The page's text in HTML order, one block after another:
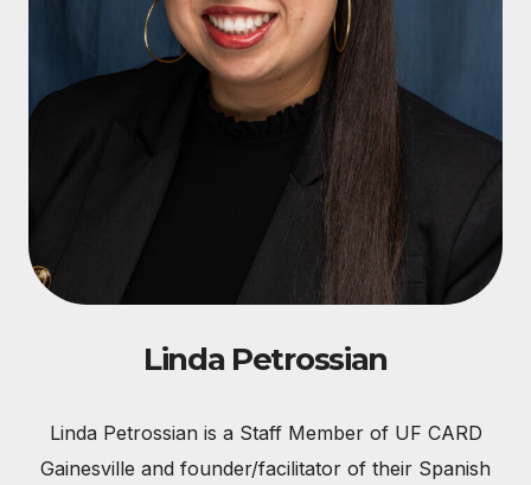
Linda Petrossian
Linda Petrossian is a Staff Member of UF CARD
Gainesville and founder/facilitator of their Spanish